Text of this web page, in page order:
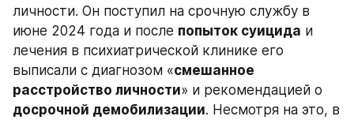
личности. Он поступил на срочную службу в
июне 2024 года и после попыток суицида и
лечения в психиатрической клинике его
выписали с диагнозом «смешанное
расстройство личности
досрочной демобилизации. Несмотря на это, в